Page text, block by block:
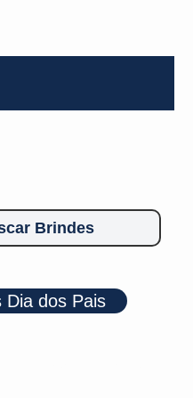
Brindes
Dia dos Pais